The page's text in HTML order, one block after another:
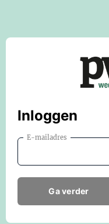
Inloggen
E-mailadres
Ga verder